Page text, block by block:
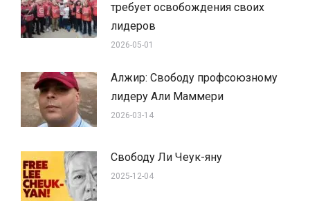
требует освобождения своих
лидеров
2026-05-01
Алжир: Свободу профсоюзному
лидеру Али Маммери
2026-03-14
Свободу Ли Чеук-яну
2025-12-04